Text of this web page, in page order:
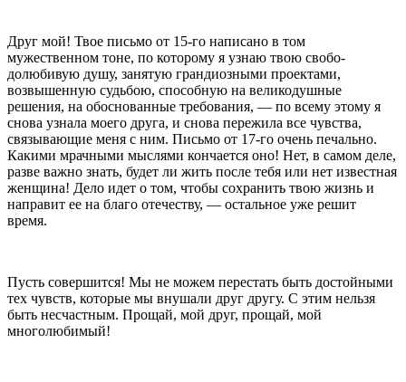
Друг мой! Твое письмо от 15-го написано в том
мужественном тоне, по которому я узнаю твою свобо­
долюбивую душу, занятую грандиозными проектами,
возвышенную судьбою, способную на великодушные
решения, на обоснованные требования, — по всему этому я
снова узнала моего друга, и снова пережила все чув­ства,
связывающие меня с ним. Письмо от 17-го очень печально.
Какими мрачными мыслями кончается оно! Нет, в самом деле,
разве важно знать, будет ли жить после тебя или нет известная
женщина! Дело идет о том, чтобы сохранить твою жизнь и
направит ее на благо отечеству, — остальное уже решит
время.
Пусть совершится! Мы не можем перестать быть достойными
тех чувств, которые мы внушали друг другу. С этим нельзя
быть несчастным. Прощай, мой друг, прощай, мой
многолюбимый!